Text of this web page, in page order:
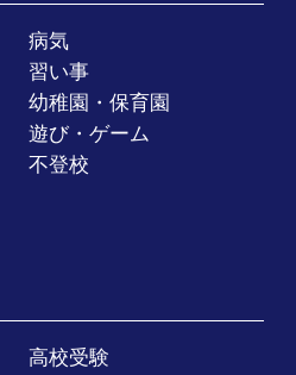
病気
習い事
幼稚園・保育園
遊び・ゲーム
不登校
高校受験